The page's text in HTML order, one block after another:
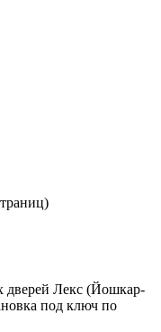
дверей Лекс (Йошкар-
под ключ по